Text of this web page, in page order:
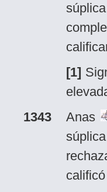
[1]
1343
Anas